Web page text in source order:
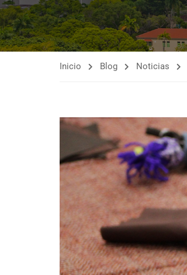
Inicio Blog Noticias